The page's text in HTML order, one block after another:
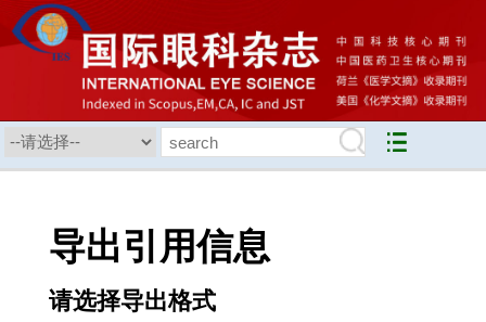
导出引用信息
请选择导出格式